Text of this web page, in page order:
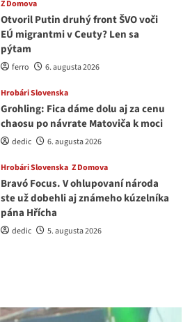
Z Domova
Otvoril Putin druhý front ŠVO voči
EÚ migrantmi v Ceuty? Len sa
pýtam
ferro 6. augusta 2026
Hrobári Slovenska
Grohling: Fica dáme dolu aj za cenu
chaosu po návrate Matoviča k moci
dedic 6. augusta 2026
Hrobári Slovenska Z Domova
Bravó Focus. V ohlupovaní národa
ste už dobehli aj známeho kúzelníka
pána Hřícha
dedic 5. augusta 2026